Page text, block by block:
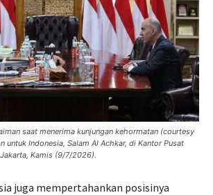
saat menerima kunjungan kehormatan (courtesy
untuk Indonesia, Salam Al Achkar, di Kantor Pusat
Kamis (9/7/2026).
juga mempertahankan posisinya